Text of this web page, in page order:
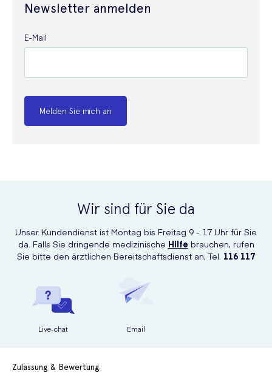
Newsletter anmelden
E-Mail
Melden Sie mich an
Wir sind für Sie da
Unser Kundendienst ist Montag bis Freitag 9 - 17 Uhr für Sie
da. Falls Sie dringende medizinische Hilfe brauchen, rufen
Sie bitte den ärztlichen Bereitschaftsdienst an, Tel. 116 117
Live-chat Email
Zulassung & Bewertung